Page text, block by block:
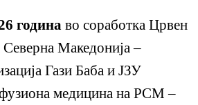
година во соработка Црвен
Северна Македонија –
Гази Баба и ЈЗУ
медицина на РСМ –